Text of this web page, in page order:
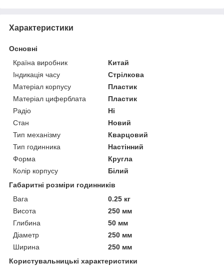
Характеристики
Основні
Країна виробник
Китай
Індикація часу
Стрілкова
Матеріал корпусу
Пластик
Матеріал циферблата
Пластик
Радіо
Ні
Стан
Новий
Тип механізму
Кварцовий
Тип годинника
Настінний
Форма
Кругла
Колір корпусу
Білий
Габаритні розміри годинників
Вага
0.25 кг
Висота
250 мм
Глибина
50 мм
Діаметр
250 мм
Ширина
250 мм
Користувальницькі характеристики